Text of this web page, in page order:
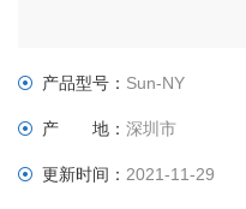
产品型号： Sun-NY
产 地：深圳市
更新时间：2021-11-29